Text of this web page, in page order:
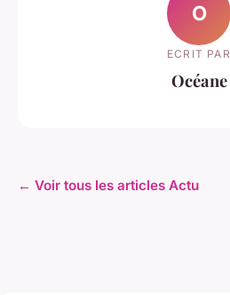
O
ECRIT PAR
Océane
← Voir tous les articles Actu